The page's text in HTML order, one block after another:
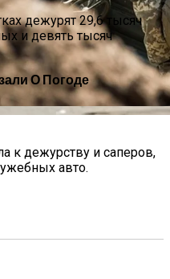
Реакция На Тарифы
На Кону
Безнадежной
Перемирия
дежурят 29,6 тысяч
и девять тысяч
О Погоде
к дежурству и саперов,
авто.